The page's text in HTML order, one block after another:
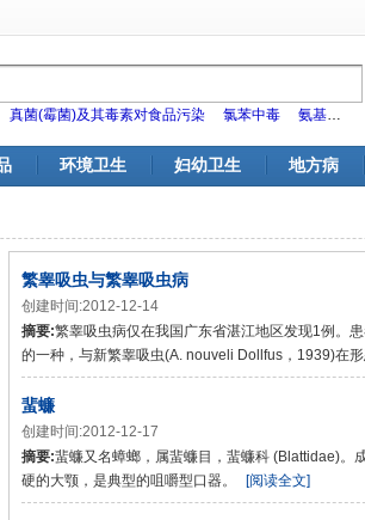
真菌(霉菌)及其毒素对食品污染 氯苯中毒 氨基甲酸酯类杀虫剂对食品污染
环境卫生 妇幼卫生 地方病
繁睾吸虫与繁睾吸虫病
创建时间:2012-12-14
摘要:繁睾吸虫病仅在我国广东省湛江地区发现1例。
的一种，与新繁睾吸虫(A. nouveli Dollfus，1939)在形
蜚蠊
创建时间:2012-12-17
摘要:蜚蠊又名蟑螂，属蜚蠊目，蜚蠊科 (Blattidae)。
硬的大颚，是典型的咀嚼型口器。
[阅读全文]